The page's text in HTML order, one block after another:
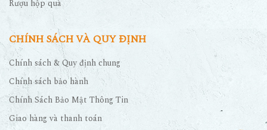
Rượu hộp quà
CHÍNH SÁCH VÀ QUY ĐỊNH
Chính sách & Quy định chung
Chính sách bảo hành
Chính Sách Bảo Mật Thông Tin
Giao hàng và thanh toán